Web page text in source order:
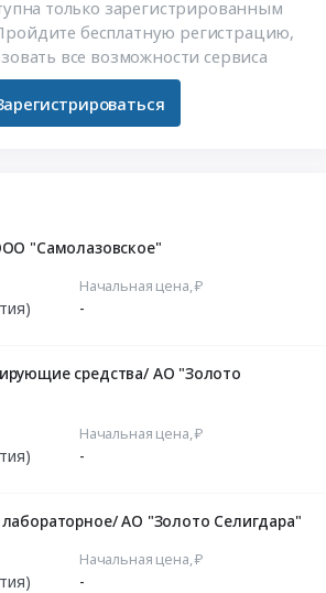
только зарегистрированным
бесплатную регистрацию,
все возможности сервиса
"Самолазовское"
Начальная цена, ₽
-
средства/ АО "Золото
Начальная цена, ₽
-
АО "Золото Селигдара"
Начальная цена, ₽
-